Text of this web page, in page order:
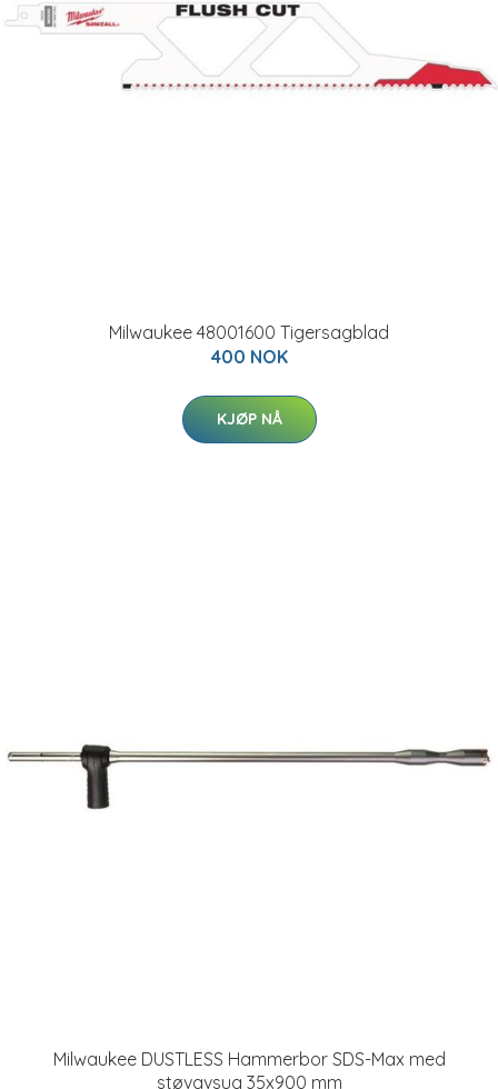
Milwaukee 48001600 Tigersagblad
400 NOK
KJØP NÅ
Milwaukee DUSTLESS Hammerbor SDS-Max med
støvavsug 35x900 mm